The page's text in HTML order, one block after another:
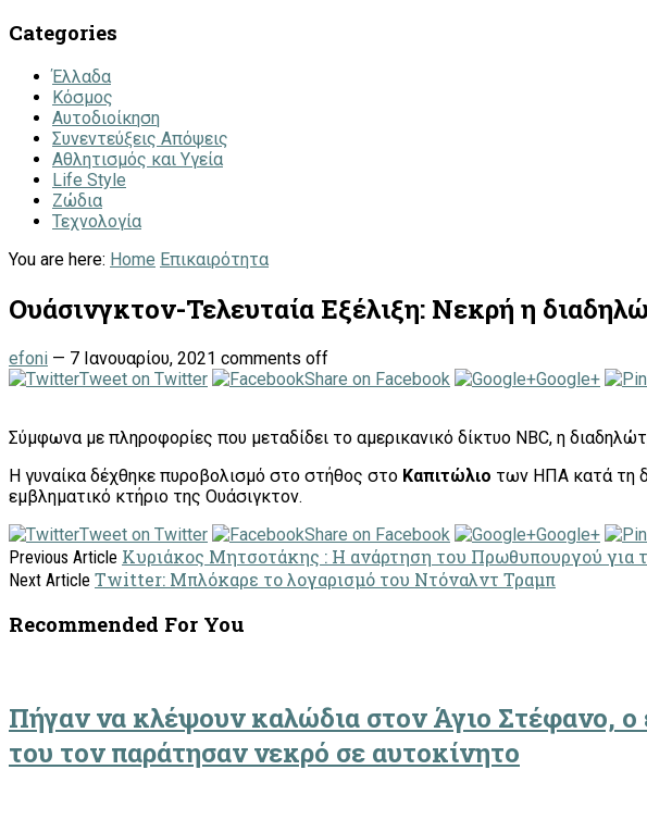
Categories
Έλλαδα
Κόσμος
Αυτοδιοίκηση
Συνεντεύξεις Απόψεις
Αθλητισμός και Υγεία
Life Style
Ζώδια
Τεχνολογία
You are here: Home Επικαιρότητα
Ουάσινγκτον-Τελευταία Εξέλιξη: Νεκρή η
efoni — 7 Ιανουαρίου, 2021 comments off
Tweet on Twitter
Share on Facebook Google+
Σύμφωνα με πληροφορίες που μεταδίδει το αμερικανικό δίκτυο NBC, η
Η γυναίκα δέχθηκε πυροβολισμό στο στήθος στο Καπιτώλιο των ΗΠΑ κατά τη
εμβληματικό κτήριο της Ουάσιγκτον.
Tweet on Twitter
Share on Facebook Google+
Previous Article Κυριάκος Μητσοτάκης : H ανάρτηση του Πρωθυπουργού για
Next Article Twitter: Mπλόκαρε το λογαρισμό του Ντόναλντ Τραμπ
Recommended For You
Πήγαν να κλέψουν καλώδια στον Άγιο Στέφανο, ο
του τον παράτησαν νεκρό σε αυτοκίνητο